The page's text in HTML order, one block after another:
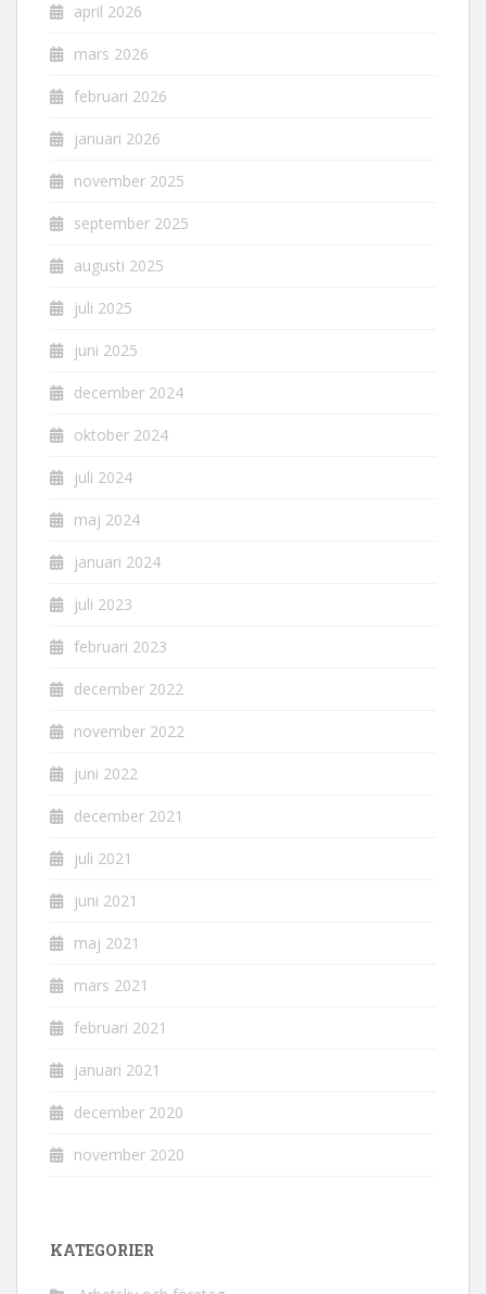
april 2026
mars 2026
februari 2026
januari 2026
november 2025
september 2025
augusti 2025
juli 2025
juni 2025
december 2024
oktober 2024
juli 2024
maj 2024
januari 2024
juli 2023
februari 2023
december 2022
november 2022
juni 2022
december 2021
juli 2021
juni 2021
maj 2021
mars 2021
februari 2021
januari 2021
december 2020
november 2020
KATEGORIER